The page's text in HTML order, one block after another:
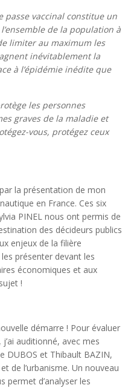
passe vaccinal constitue un
de la population à
limiter au maximum les
inévitablement la
à l’épidémie inédite que
les personnes
graves de la maladie et
vous, protégez ceux
la présentation de mon
en France. Ces six
PINEL nous ont permis de
des décideurs publics
enjeux de la filière
présenter devant les
économiques et aux
!
démarre ! Pour évaluer
auditionné, avec mes
DUBOS et Thibault BAZIN,
de l’urbanisme. Un nouveau
permet d’analyser les